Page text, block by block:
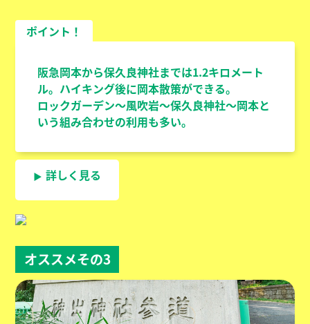
ポイント！
阪急岡本から保久良神社までは1.2キロメート
ル。ハイキング後に岡本散策ができる。
ロックガーデン～風吹岩～保久良神社～岡本と
いう組み合わせの利用も多い。
詳しく見る
オススメその3